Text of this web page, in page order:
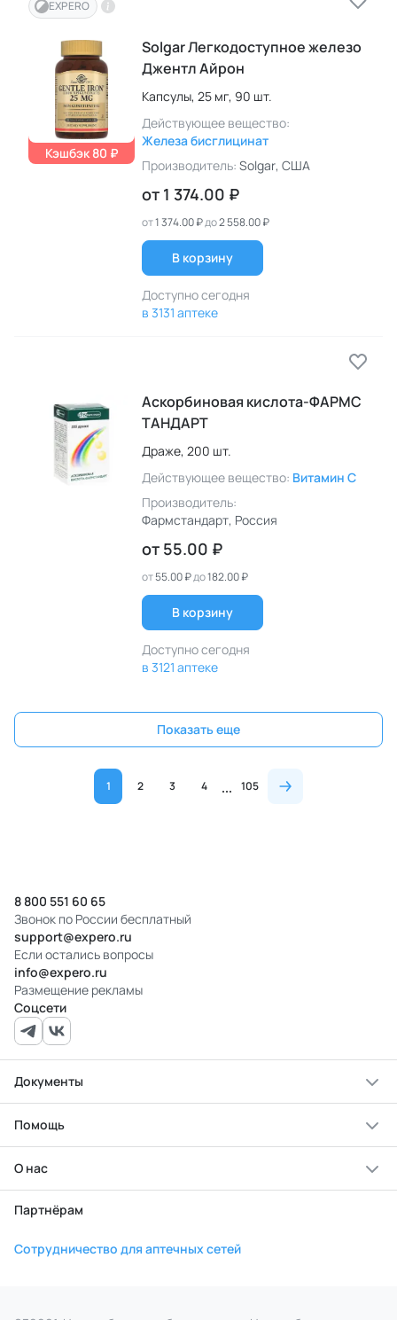
EXPERO
Кэшбэк 80 ₽
Solgar Легкодоступное железо
Джентл Айрон
Капсулы, 25 мг, 90 шт.
Действующее вещество:
Железа бисглицинат
Производитель: Solgar, США
от 1 374.00 ₽
от1 374.00 ₽до2 558.00 ₽
В корзину
Доступно сегодня
в 3131 аптеке
Аскорбиновая кислота-ФАРМС
ТАНДАРТ
Драже, 200 шт.
Действующее вещество: Витамин C
Производитель:
Фармстандарт, Россия
от 55.00 ₽
от55.00 ₽до182.00 ₽
В корзину
Доступно сегодня
в 3121 аптеке
Показать еще
1 2 3 4 105
8 800 551 60 65
Звонок по России бесплатный
support@expero.ru
Если остались вопросы
info@expero.ru
Размещение рекламы
Соцсети
Документы
Помощь
О нас
Партнёрам
Сотрудничество для аптечных сетей